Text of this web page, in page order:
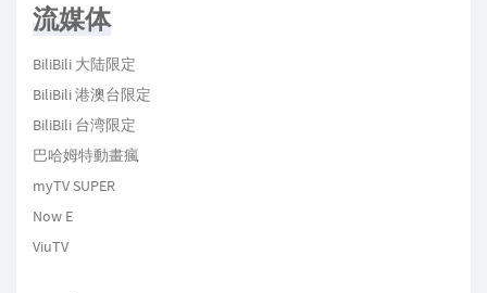
流媒体
BiliBili 大陆限定
BiliBili 港澳台限定
BiliBili 台湾限定
巴哈姆特動畫瘋
myTV SUPER
Now E
ViuTV